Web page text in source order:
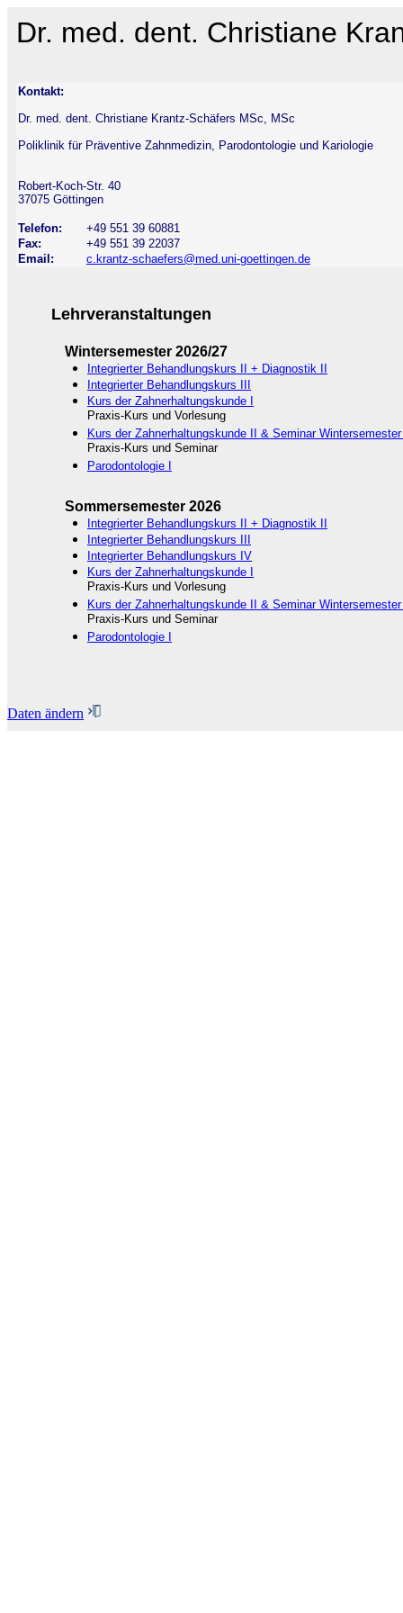
Dr. med. dent. Christiane
Kontakt:
Dr. med. dent. Christiane Krantz-Schäfers MSc, MSc
Poliklinik für Präventive Zahnmedizin, Parodontologie und Kariologie
Robert-Koch-Str. 40
37075 Göttingen
Telefon:
+49 551 39 60881
Fax:
+49 551 39 22037
Email:
c.krantz-schaefers@med.uni-goettingen.de
Lehrveranstaltungen
Wintersemester 2026/27
Integrierter Behandlungskurs II + Diagnostik II
Integrierter Behandlungskurs III
Kurs der Zahnerhaltungskunde I
Praxis-Kurs und Vorlesung
Kurs der Zahnerhaltungskunde II & Seminar
Praxis-Kurs und Seminar
Parodontologie I
Sommersemester 2026
Integrierter Behandlungskurs II + Diagnostik II
Integrierter Behandlungskurs III
Integrierter Behandlungskurs IV
Kurs der Zahnerhaltungskunde I
Praxis-Kurs und Vorlesung
Kurs der Zahnerhaltungskunde II & Seminar
Praxis-Kurs und Seminar
Parodontologie I
Daten ändern